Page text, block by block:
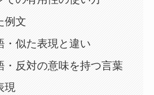
例文
・似た表現と違い
・反対の意味を持つ言葉
現